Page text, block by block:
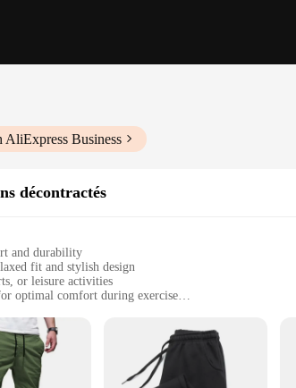
AliExpress Business
décontractés
and durability
fit and stylish design
or leisure activities
optimal comfort during exercise
athletic wear